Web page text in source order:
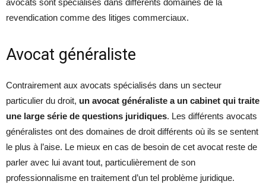
avocats sont spécialisés dans différents domaines de la
revendication comme des litiges commerciaux.
Avocat généraliste
Contrairement aux avocats spécialisés dans un secteur
particulier du droit, un avocat généraliste a un cabinet qui traite
une large série de questions juridiques. Les différents avocats
généralistes ont des domaines de droit différents où ils se sentent
le plus à l’aise. Le mieux en cas de besoin de cet avocat reste de
parler avec lui avant tout, particulièrement de son
professionnalisme en traitement d’un tel problème juridique.